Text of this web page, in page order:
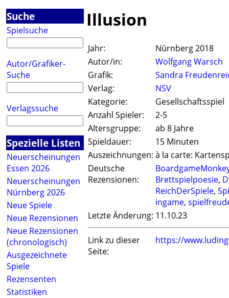
Suche
Spielsuche
Autor/Grafiker-
Suche
Verlagssuche
Spezielle Listen
Neuerscheinungen
Essen 2026
Neuerscheinungen
Nürnberg 2026
Neue Spiele
Neue Rezensionen
Neue Rezensionen
(chronologisch)
Ausgezeichnete
Spiele
Rezensenten
Statistiken
Illusion
Jahr:
Nürnberg 2018
Autor/in:
Wolfgang Warsch
Grafik:
Sandra
Verlag:
NSV
Kategorie:
Gesellschaftsspiel
Anzahl Spieler:
2-5
Altersgruppe:
ab 8 Jahre
Spieldauer:
15 Minuten
Auszeichnungen: à la carte:
Deutsche
Rezensionen:
Brettspielpoesie,
ReichDerSpiele,
ingame,
Letzte Änderung: 11.10.23
Link zu dieser
Seite:
https://